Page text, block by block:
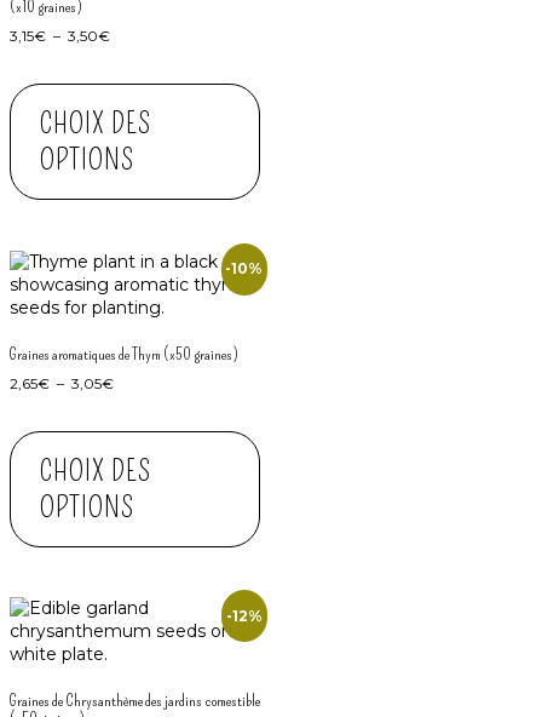
(x10 graines)
3,15€ – 3,50€
CHOIX DES
OPTIONS
-10%
Graines aromatiques de Thym (x50 graines)
2,65€ – 3,05€
CHOIX DES
OPTIONS
-12%
Graines de Chrysanthème des jardins comestible